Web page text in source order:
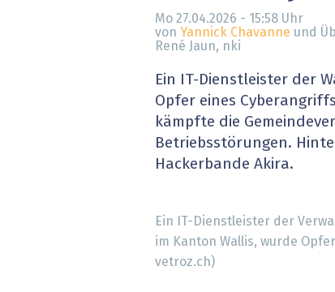
» alle News
Mo 27.04.2026 - 15:58 Uhr
von Yannick Chavanne und
René Jaun, nki
Ein IT-Dienstleister der
Opfer eines
kämpfte die
Betriebsstörungen.
Hackerbande Akira.
Ein IT-Dienstleister der
im Kanton Wallis, wurde
vetroz.ch)